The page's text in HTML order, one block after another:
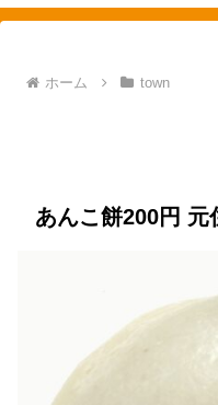
ホーム town
あんこ餅200円